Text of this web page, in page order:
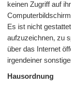
keinen Zugriff auf
Es ist nicht
aufzuzeichnen, zu
über das Internet
irgendeiner
Hausordnung